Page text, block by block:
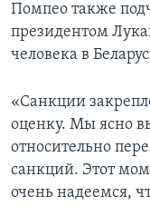
Помпео также
президентом
человека в
«Санкции
оценку. Мы ясно
относительно
санкций. Этот
очень надеемся,